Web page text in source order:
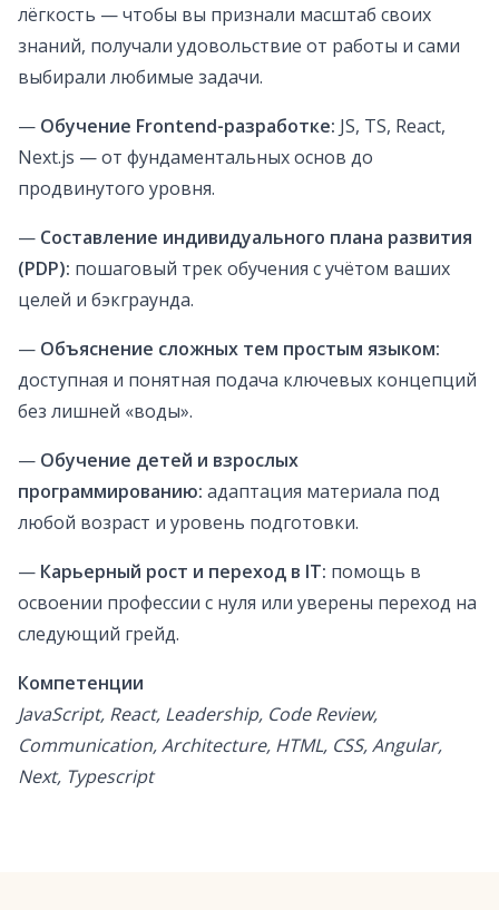
лёгкость — чтобы вы признали масштаб своих
знаний, получали удовольствие от работы и сами
выбирали любимые задачи.
— Обучение Frontend-разработке: JS, TS, React,
Next.js — от фундаментальных основ до
продвинутого уровня.
— Составление индивидуального плана развития
(PDP): пошаговый трек обучения с учётом ваших
целей и бэкграунда.
— Объяснение сложных тем простым языком:
доступная и понятная подача ключевых концепций
без лишней «воды».
— Обучение детей и взрослых
программированию: адаптация материала под
любой возраст и уровень подготовки.
— Карьерный рост и переход в IT: помощь в
освоении профессии с нуля или уверены переход на
следующий грейд.
Компетенции
JavaScript, React, Leadership, Code Review,
Communication, Architecture, HTML, CSS, Angular,
Next, Typescript